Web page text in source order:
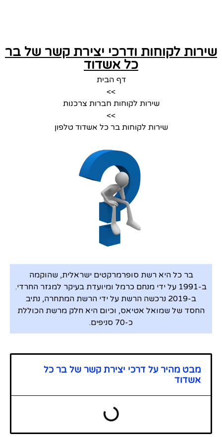
שירות לקוחות ודרכי יצירת קשר של בר
כל אשדוד
דף הבית
>>
שירות לקוחות חברות צרכנות
>>
שירות לקוחות בר כל אשדוד טלפון
בר כל היא רשת סופרמרקטים ישראלית, שהוקמה
ב-1991 על ידי מנחם כרמל ומיועדת בעיקר למגזר החרדי.
ב-2019 נרכשה הרשת על ידי הרשת המתחרה, נתיב
החסד של שמואל אטיאס, וכיום היא חלק מרשת הכוללת
כ-70 סניפים.
מבט מהיר על דרכי יצירת קשר של בר כל
אשדוד